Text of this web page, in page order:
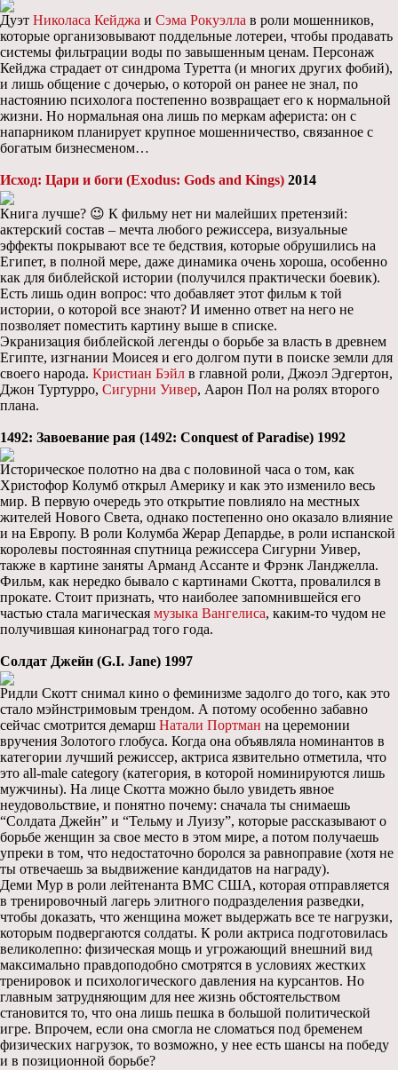
Дуэт Николаса Кейджа и Сэма Рокуэлла в роли мошенников,
которые организовывают поддельные лотереи, чтобы продавать
системы фильтрации воды по завышенным ценам. Персонаж
Кейджа страдает от синдрома Туретта (и многих других фобий),
и лишь общение с дочерью, о которой он ранее не знал, по
настоянию психолога постепенно возвращает его к нормальной
жизни. Но нормальная она лишь по меркам афериста: он с
напарником планирует крупное мошенничество, связанное с
богатым бизнесменом…
Исход: Цари и боги (Exodus: Gods and Kings) 2014
Книга лучше? 😉 К фильму нет ни малейших претензий:
актерский состав – мечта любого режиссера, визуальные
эффекты покрывают все те бедствия, которые обрушились на
Египет, в полной мере, даже динамика очень хороша, особенно
как для библейской истории (получился практически боевик).
Есть лишь один вопрос: что добавляет этот фильм к той
истории, о которой все знают? И именно ответ на него не
позволяет поместить картину выше в списке.
Экранизация библейской легенды о борьбе за власть в древнем
Египте, изгнании Моисея и его долгом пути в поиске земли для
своего народа. Кристиан Бэйл в главной роли, Джоэл Эдгертон,
Джон Туртурро, Сигурни Уивер, Аарон Пол на ролях второго
плана.
1492: Завоевание рая (1492: Conquest of Paradise) 1992
Историческое полотно на два с половиной часа о том, как
Христофор Колумб открыл Америку и как это изменило весь
мир. В первую очередь это открытие повлияло на местных
жителей Нового Света, однако постепенно оно оказало влияние
и на Европу. В роли Колумба Жерар Депардье, в роли испанской
королевы постоянная спутница режиссера Сигурни Уивер,
также в картине заняты Арманд Ассанте и Фрэнк Ланджелла.
Фильм, как нередко бывало с картинами Скотта, провалился в
прокате. Стоит признать, что наиболее запомнившейся его
частью стала магическая музыка Вангелиса, каким-то чудом не
получившая кинонаград того года.
Солдат Джейн (G.I. Jane) 1997
Ридли Скотт снимал кино о феминизме задолго до того, как это
стало мэйнстримовым трендом. А потому особенно забавно
сейчас смотрится демарш Натали Портман на церемонии
вручения Золотого глобуса. Когда она объявляла номинантов в
категории лучший режиссер, актриса язвительно отметила, что
это all-male category (категория, в которой номинируются лишь
мужчины). На лице Скотта можно было увидеть явное
неудовольствие, и понятно почему: сначала ты снимаешь
“Солдата Джейн” и “Тельму и Луизу”, которые рассказывают о
борьбе женщин за свое место в этом мире, а потом получаешь
упреки в том, что недостаточно боролся за равноправие (хотя не
ты отвечаешь за выдвижение кандидатов на награду).
Деми Мур в роли лейтенанта ВМС США, которая отправляется
в тренировочный лагерь элитного подразделения разведки,
чтобы доказать, что женщина может выдержать все те нагрузки,
которым подвергаются солдаты. К роли актриса подготовилась
великолепно: физическая мощь и угрожающий внешний вид
максимально правдоподобно смотрятся в условиях жестких
тренировок и психологического давления на курсантов. Но
главным затрудняющим для нее жизнь обстоятельством
становится то, что она лишь пешка в большой политической
игре. Впрочем, если она смогла не сломаться под бременем
физических нагрузок, то возможно, у нее есть шансы на победу
и в позиционной борьбе?